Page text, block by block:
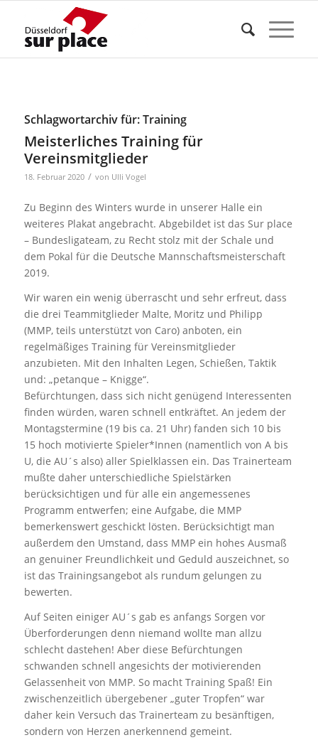
Schlagwortarchiv für:Training
Meisterliches Training für
Vereinsmitglieder
18. Februar 2020 / von Ulli Vogel
Zu Beginn des Winters wurde in unserer Halle ein
weiteres Plakat angebracht. Abgebildet ist das Sur place
– Bundesligateam, zu Recht stolz mit der Schale und
dem Pokal für die Deutsche Mannschaftsmeisterschaft
2019.
Wir waren ein wenig überrascht und sehr erfreut, dass
die drei Teammitglieder Malte, Moritz und Philipp
(MMP, teils unterstützt von Caro) anboten, ein
regelmäßiges Training für Vereinsmitglieder
anzubieten. Mit den Inhalten Legen, Schießen, Taktik
und: „petanque – Knigge“.
Befürchtungen, dass sich nicht genügend Interessenten
finden würden, waren schnell entkräftet. An jedem der
Montagstermine (19 bis ca. 21 Uhr) fanden sich 10 bis
15 hoch motivierte Spieler*Innen (namentlich von A bis
U, die AU´s also) aller Spielklassen ein. Das Trainerteam
mußte daher unterschiedliche Spielstärken
berücksichtigen und für alle ein angemessenes
Programm entwerfen; eine Aufgabe, die MMP
bemerkenswert geschickt lösten. Berücksichtigt man
außerdem den Umstand, dass MMP ein hohes Ausmaß
an genuiner Freundlichkeit und Geduld auszeichnet, so
ist das Trainingsangebot als rundum gelungen zu
bewerten.
Auf Seiten einiger AU´s gab es anfangs Sorgen vor
Überforderungen denn niemand wollte man allzu
schlecht dastehen! Aber diese Befürchtungen
schwanden schnell angesichts der motivierenden
Gelassenheit von MMP. So macht Training Spaß! Ein
zwischenzeitlich übergebener „guter Tropfen“ war
daher kein Versuch das Trainerteam zu besänftigen,
sondern von Herzen anerkennend gemeint.